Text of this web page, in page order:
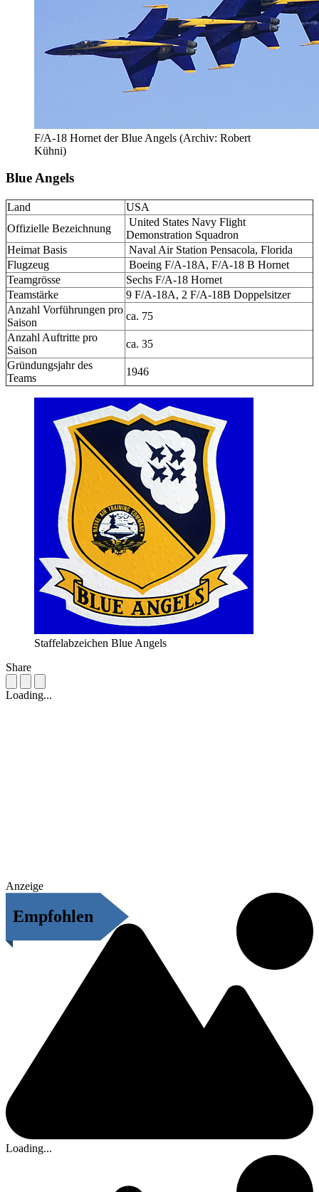
F/A-18 Hornet der Blue Angels (Archiv: Robert
Kühni)
Blue Angels
Land
USA
Offizielle Bezeichnung
United States Navy Flight
Demonstration Squadron
Heimat Basis
Naval Air Station Pensacola, Florida
Flugzeug
Boeing F/A-18A, F/A-18 B Hornet
Teamgrösse
Sechs F/A-18 Hornet
Teamstärke
9 F/A-18A, 2 F/A-18B Doppelsitzer
Anzahl Vorführungen pro
Saison
ca. 75
Anzahl Auftritte pro
Saison
ca. 35
Gründungsjahr des
Teams
1946
Staffelabzeichen Blue Angels
Share
Loading...
Anzeige
Empfohlen
Loading...